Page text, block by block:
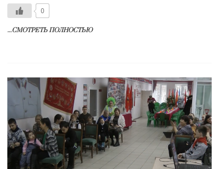
0
...СМОТРЕТЬ ПОЛНОСТЬЮ